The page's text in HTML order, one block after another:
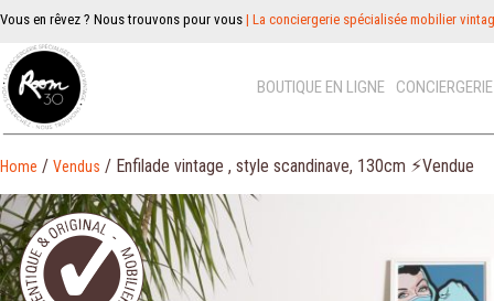
Vous en rêvez ? Nous trouvons pour vous | La conciergerie spécialisée mobilier
BOUTIQUE EN LIGNE
Home / Vendus / Enfilade vintage , style scandinave, 130cm ⚡︎Vendue